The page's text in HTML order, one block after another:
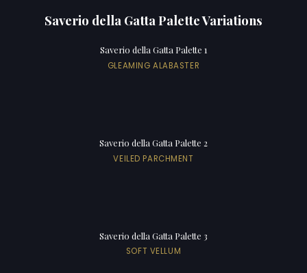
Saverio della Gatta Palette Variations
Saverio della Gatta Palette 1
GLEAMING ALABASTER
Saverio della Gatta Palette 2
VEILED PARCHMENT
Saverio della Gatta Palette 3
SOFT VELLUM